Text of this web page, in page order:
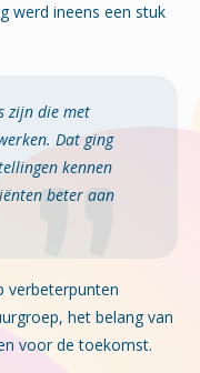
werd ineens een stuk
zijn die met
Dat ging
kennen
beter aan
verbeterpunten
het belang van
voor de toekomst.